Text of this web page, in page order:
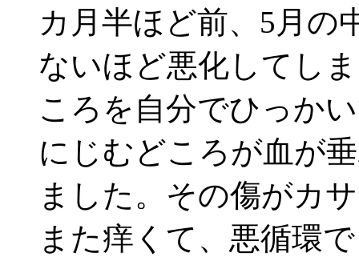
カ月半ほど前、5月の
ないほど悪化してし
ころを自分でひっか
にじむどころが血が
ました。その傷がカ
また痒くて、悪循環